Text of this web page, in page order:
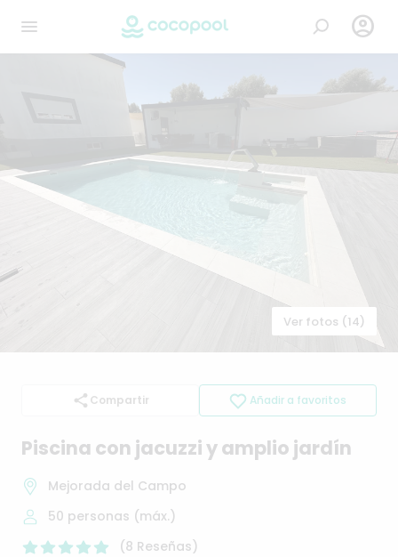

Ver fotos (14)
Compartir Añadir a favoritos
Piscina con jacuzziyamplio jardín
Mejorada del Campo
50 personas (máx.)
(8 Reseñas)